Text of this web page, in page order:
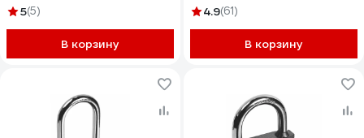
U123/8х8х120 мм (черная) с
5(5)
В корзину
упаковка 4 шт 98760416-4
4.9(61)
В корзину